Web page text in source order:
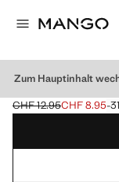
Zum Hauptinhalt
STREIFEN-T-
Ausgangspreis
CHF 12.95
Aktueller Preis [CHF
CHF 8.95-
Wählen Sie eine Farbe